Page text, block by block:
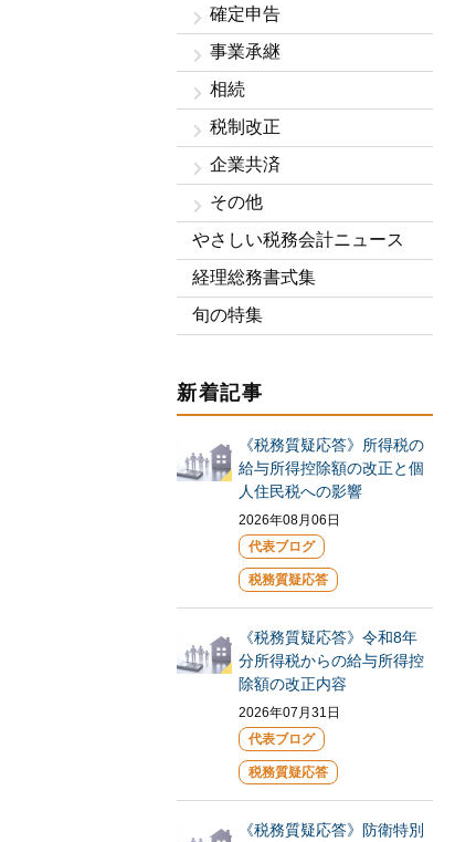
確定申告
事業承継
相続
税制改正
企業共済
その他
やさしい税務会計ニュース
経理総務書式集
旬の特集
新着記事
《税務質疑応答》所得税の
給与所得控除額の改正と個
人住民税への影響
2026年08月06日
代表ブログ
税務質疑応答
《税務質疑応答》令和8年
分所得税からの給与所得控
除額の改正内容
2026年07月31日
代表ブログ
税務質疑応答
《税務質疑応答》防衛特別